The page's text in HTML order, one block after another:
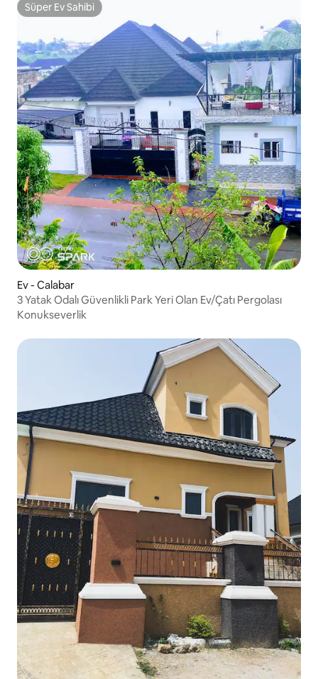
Süper Ev Sahibi
Süper Ev Sahibi
Ev - Calabar
3 Yatak Odalı Güvenlikli Park Yeri Olan Ev/Çatı Pergolası
Konukseverlik